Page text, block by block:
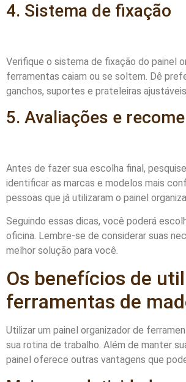
4. Sistema de fixação
Verifique o sistema de fixação do painel
ferramentas caiam ou se soltem. Dê
ganchos, suportes e prateleiras ajustáveis.
5. Avaliações e
Antes de fazer sua escolha final,
identificar as marcas e modelos mais
pessoas que já utilizaram o painel
Seguindo essas dicas, você poderá
oficina. Lembre-se de considerar suas
melhor solução para você.
Os benefícios de
ferramentas de
Utilizar um painel organizador de
sua rotina de trabalho. Além de manter
painel oferece outras vantagens que